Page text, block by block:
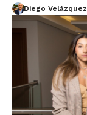
Diego Velázquez